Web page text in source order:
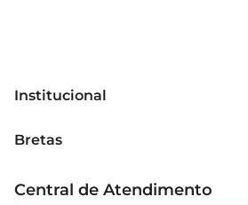
Institucional
Grupo Cencosud
Sobre privacidade
Bretas
Produtos Bretas
Central de Atendimento